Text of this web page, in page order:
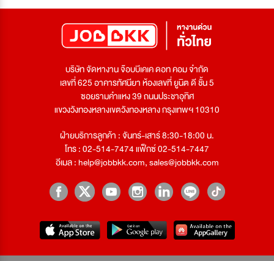
บริษัท จัดหางาน จ๊อบบีเคเค ดอท คอม จำกัด
เลขที่ 625 อาคารทัศนียา ห้องเลขที่ ยูนิต ดี ชั้น 5
ซอยรามคำแหง 39 ถนนประชาอุทิศ
แขวงวังทองหลางเขตวังทองหลาง กรุงเทพฯ 10310
ฝ่ายบริการลูกค้า : จันทร์-เสาร์ 8:30-18:00 น.
โทร : 02-514-7474 แฟ็กซ์ 02-514-7447
อีเมล :help@jobbkk.com,sales@jobbkk.com